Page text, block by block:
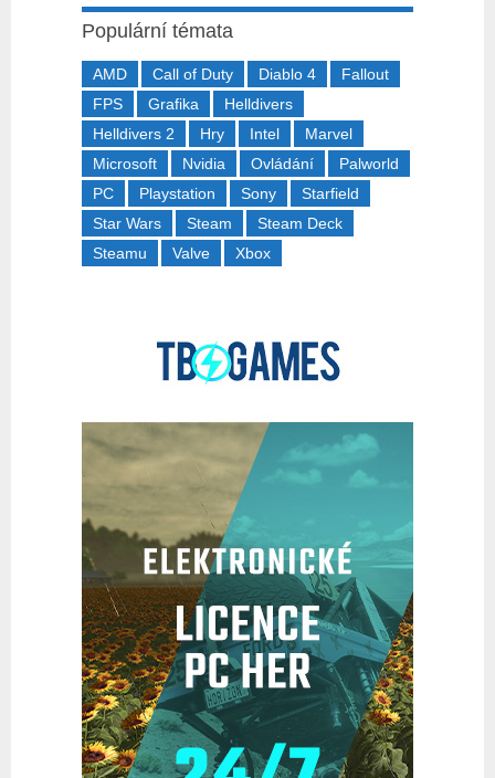
Populární témata
AMD Call of Duty Diablo 4
Fallout
FPS
Grafika
Helldivers
Helldivers 2
Hry Intel
Marvel
Microsoft
Nvidia Ovládání
Palworld
PC
Playstation Sony
Starfield
Star Wars
Steam
Steam Deck
Steamu
Valve Xbox